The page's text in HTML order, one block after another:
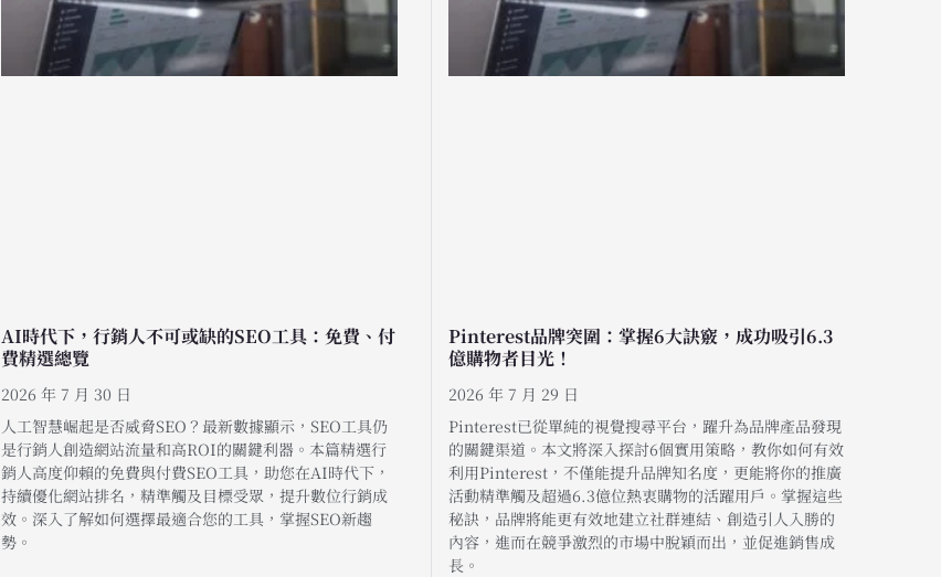
AI時代下，行銷人不可或缺的SEO工具：免費、付
費精選總覽
2026 年 7 月 30 日
人工智慧崛起是否威脅SEO？最新數據顯示，SEO工具仍
是行銷人創造網站流量和高ROI的關鍵利器。本篇精選行
銷人高度仰賴的免費與付費SEO工具，助您在AI時代下，
持續優化網站排名，精準觸及目標受眾，提升數位行銷成
效。深入了解如何選擇最適合您的工具，掌握SEO新趨
勢。
Pinterest品牌突圍：掌握6大訣竅，成功吸引6.3
億購物者目光！
2026 年 7 月 29 日
Pinterest已從單純的視覺搜尋平台，躍升為品牌產品發現
的關鍵渠道。本文將深入探討6個實用策略，教你如何有效
利用Pinterest，不僅能提升品牌知名度，更能將你的推廣
活動精準觸及超過6.3億位熱衷購物的活躍用戶。掌握這些
秘訣，品牌將能更有效地建立社群連結、創造引人入勝的
內容，進而在競爭激烈的市場中脫穎而出，並促進銷售成
長。